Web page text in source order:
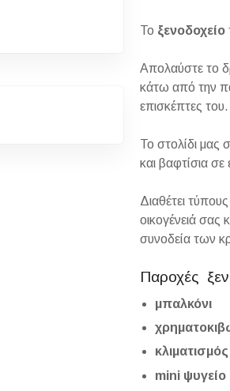
Το ξενοδοχείο
Απολαύστε το
κάτω από την
επισκέπτες του.
Το στολίδι μας
και βαφτίσια
Διαθέτει τύπους
οικογένειά σας
συνοδεία των
Παροχές
μπαλκόνι
κλιματισμός
mini ψυγείο